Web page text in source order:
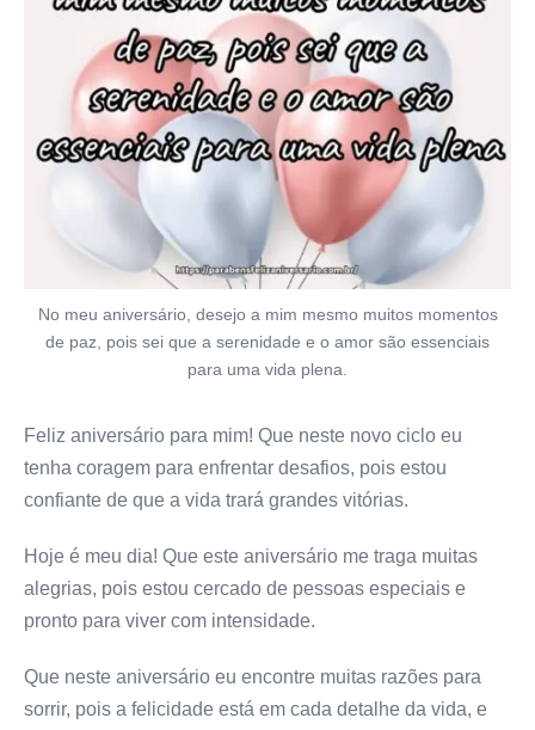
No meu aniversário, desejo a mim mesmo muitos momentos
de paz, pois sei que a serenidade e o amor são essenciais
para uma vida plena.
Feliz aniversário para mim! Que neste novo ciclo eu
tenha coragem para enfrentar desafios, pois estou
confiante de que a vida trará grandes vitórias.
Hoje é meu dia! Que este aniversário me traga muitas
alegrias, pois estou cercado de pessoas especiais e
pronto para viver com intensidade.
Que neste aniversário eu encontre muitas razões para
sorrir, pois a felicidade está em cada detalhe da vida, e